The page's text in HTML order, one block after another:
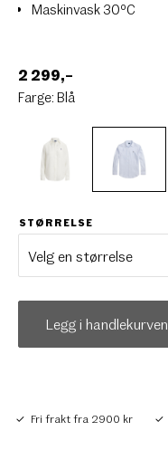
Maskinvask 30ºC
2 299,–
Farge: Blå
STØRRELSE
Legg i handlekurven
Fri frakt fra 2900 kr